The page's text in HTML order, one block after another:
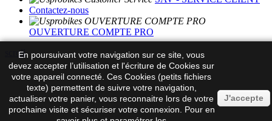
Contactez-nous
OUVERTURE COMPTE PRO
scrollEn poursuivant votre navigation sur ce site, vous
devez accepter l’utilisation et l'écriture de Cookies sur
votre appareil connecté. Ces Cookies (petits fichiers
texte) permettent de suivre votre navigation,
actualiser votre panier, vous reconnaitre lors de votre
prochaine visite et sécuriser votre connexion. Pour en
J'accepte